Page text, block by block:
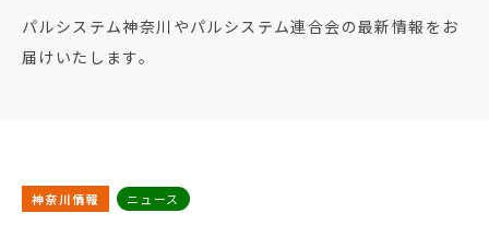
パルシステム神奈川やパルシステム連合会の最新情報をお
届けいたします。
神奈川情報 ニュース